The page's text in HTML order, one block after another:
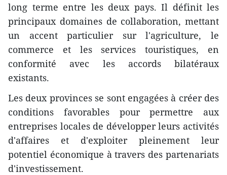
long terme entre les deux pays. Il définit les
principaux domaines de collaboration, mettant
un accent particulier sur l'agriculture, le
commerce et les services touristiques, en
conformité avec les accords bilatéraux
existants.
Les deux provinces se sont engagées à créer des
conditions favorables pour permettre aux
entreprises locales de développer leurs activités
d'affaires et d'exploiter pleinement leur
potentiel économique à travers des partenariats
d'investissement.